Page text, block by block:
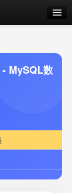
MySQL数